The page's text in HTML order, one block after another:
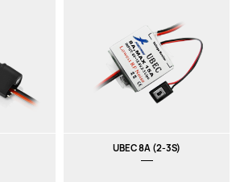
UBEC 8A (2-3S)